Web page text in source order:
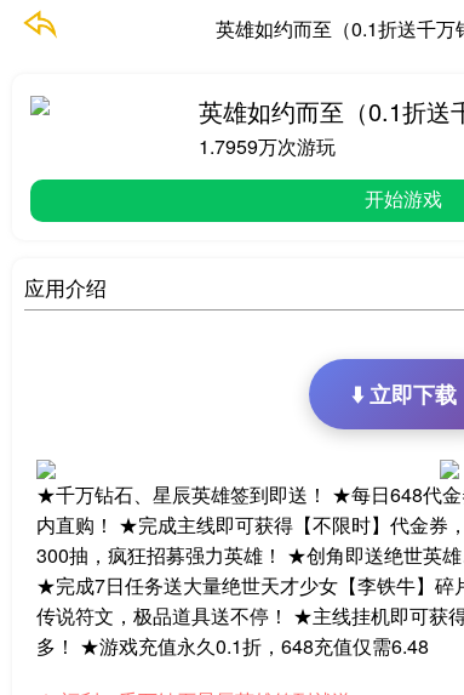
英雄如约而至（0.1折送千万
英雄如约而至（0.1折送
1.7959万次游玩
开始游戏
应用介绍
⬇️ 立即下载
★千万钻石、星辰英雄签到即送！ ★每日648代
内直购！ ★完成主线即可获得【不限时】代金券
300抽，疯狂招募强力英雄！ ★创角即送绝世英
★完成7日任务送大量绝世天才少女【李铁牛】碎
传说符文，极品道具送不停！ ★主线挂机即可获
多！ ★游戏充值永久0.1折，648充值仅需6.48